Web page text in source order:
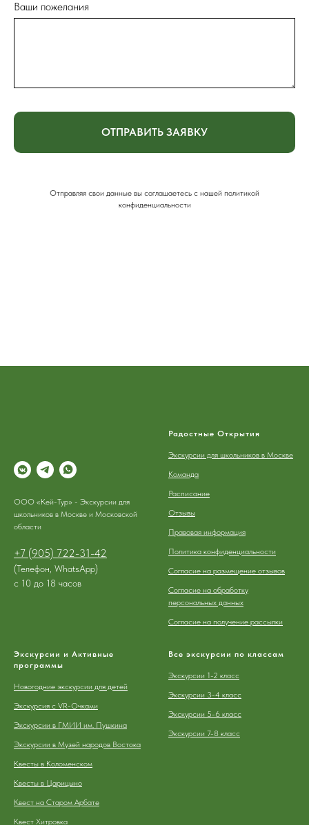
Ваши пожелания
ОТПРАВИТЬ ЗАЯВКУ
Отправляя свои данные вы соглашаетесь с нашей политикой
конфиденциальности
ООО «Кей-Тур» - Экскурсии для
школьников в Москве и Московской
области
+7 (905) 722-31-42
(Телефон, WhatsApp)
с 10 до 18 часов
Радостные Открытия
Экскурсии для школьников в Москве
Команда
Расписание
Отзывы
Правовая информация
Политика конфиденциальности
Согласие на размещение отзывов
Согласие на обработку
персональных данных
Согласие на получение рассылки
Экскурсии и Активные
программы
Новогодние экскурсии для детей
Экскурсия с VR-Очками
Экскурсии в ГМИИ им. Пушкина
Экскурсии в Музей народов Востока
Квесты в Коломенском
Квесты в Царицыно
Квест на Старом Арбате
Квест Хитровка
Все экскурсии по классам
Экскурсии 1-2 класс
Экскурсии 3-4 класс
Экскурсии 5-6 класс
Экскурсии 7-8 класс